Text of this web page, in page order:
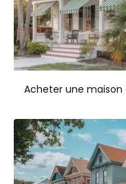
Acheter une maison